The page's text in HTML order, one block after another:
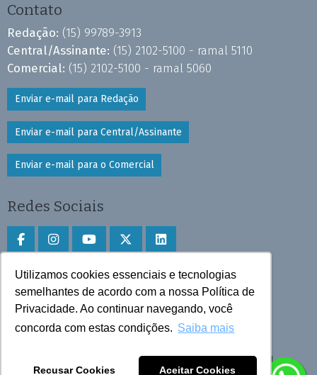
Utilizamos cookies essenciais e tecnologias
semelhantes de acordo com a nossa Política de
Privacidade. Ao continuar navegando, você
concorda com estas condições. Saiba mais
Recusar Cookies Aceitar Cookies
Contato
Redação: (15) 99789-3913
Central/Assinante: (15) 2102-5100 - ramal 5110
Comercial: (15) 2102-5100 - ramal 5060
Enviar e-mail para Redação
Enviar e-mail para Central/Assinante
Enviar e-mail para o Comercial
Redes Sociais
Faça download do aplicativo
Play Store e App Store
Todos os direitos reservados © 2025 Cruzeiro do Sul